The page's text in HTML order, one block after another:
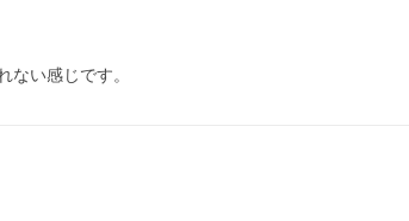
ない感じです。